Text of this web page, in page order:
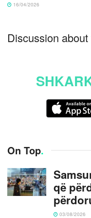
16/04/2026
Discussion
On Top.
që
03/08/2026